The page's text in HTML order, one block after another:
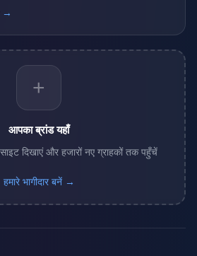
→
+
आपका ब्रांड यहाँ
दिखाएं और हजारों नए ग्राहकों तक पहुँचें
हमारे भागीदार बनें →